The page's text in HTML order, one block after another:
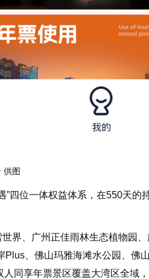
供图
位一体权益体系，在550天的
、广州正佳雨林生态植物园
、佛山玛雅海滩水公园、佛
同享年票景区覆盖大湾区全域